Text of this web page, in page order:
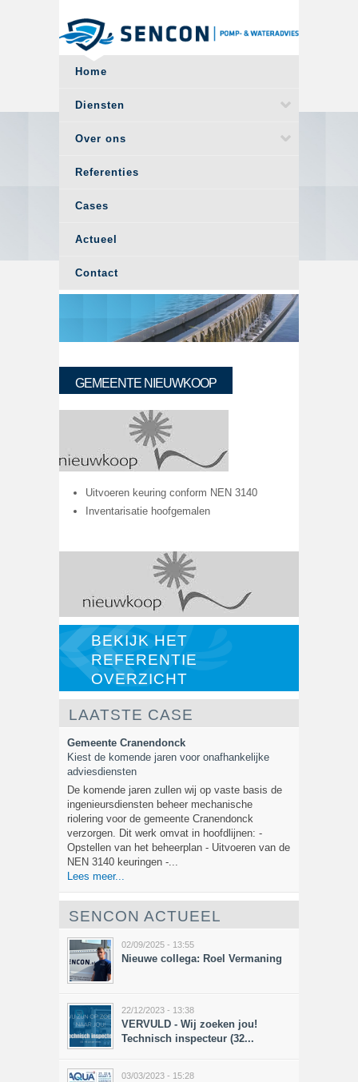
Home
Diensten
Over ons
Referenties
Cases
Actueel
Contact
GEMEENTE NIEUWKOOP
Uitvoeren keuring conform NEN 3140
Inventarisatie hoofgemalen
BEKIJK HET
REFERENTIE
OVERZICHT
LAATSTE CASE
Gemeente Cranendonck
Kiest de komende jaren voor onafhankelijke
adviesdiensten
De komende jaren zullen wij op vaste basis de
ingenieursdiensten beheer mechanische
riolering voor de gemeente Cranendonck
verzorgen. Dit werk omvat in hoofdlijnen: -
Opstellen van het beheerplan - Uitvoeren van de
NEN 3140 keuringen -...
Lees meer...
SENCON ACTUEEL
02/09/2025 - 13:55
Nieuwe collega: Roel Vermaning
22/12/2023 - 13:38
VERVULD - Wij zoeken jou!
Technisch inspecteur (32...
03/03/2023 - 15:28